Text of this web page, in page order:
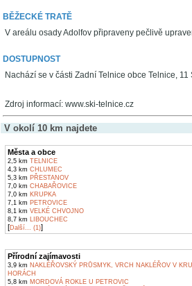
BĚŽECKÉ TRATĚ
V areálu osady Adolfov připraveny pečlivě
DOSTUPNOST
Nachází se v části Zadní Telnice obce Telnice,
Zdroj informací: www.ski-telnice.cz
V okolí 10 km najdete
Města a obce
2,5 km TELNICE
4,3 km CHLUMEC
5,3 km PŘESTANOV
7,0 km CHABAŘOVICE
7,0 km KRUPKA
7,1 km PETROVICE
8,1 km VELKÉ CHVOJNO
8,7 km LIBOUCHEC
[Další... (1)]
Přírodní zajímavosti
3,9 km NAKLÉŘOVSKÝ PRŮSMYK, VRCH NAKLÉŘOV V
HORÁCH
5,8 km MORDOVÁ ROKLE U PETROVIC